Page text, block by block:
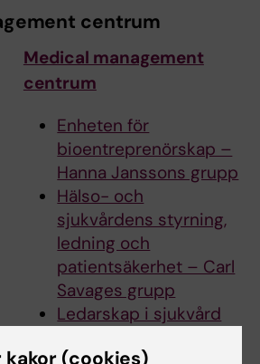
centrum
Medical management
centrum
Enheten för
bioentreprenörskap –
Hanna Janssons grupp
Hälso- och
sjukvårdens styrning,
ledning och
patientsäkerhet – Carl
Savages grupp
Ledarskap i sjukvård
kakor (cookies)